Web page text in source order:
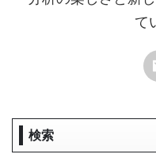
て
検索